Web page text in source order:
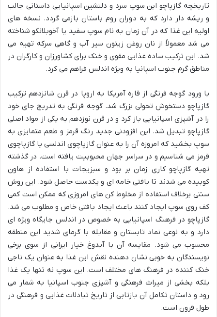
تاریخچه گازپاچو این سوپ سرد و دلنشین اسپانیایی داستانی جالب
و ریشه دار دارد که به دوران روم باستان بازمی گردد. نسخه های
اولیه این غذا که در آن زمان به نام سوپ سفید یا آخوبلانکو شناخته
می شد معمولاً از نان روغن زیتون سیر آب و گاهی سرکه تهیه می
شد. این ترکیب ساده غذایی مقوی و خنک برای کشاورزان و کارگران در
مناطق گرم جنوب اسپانیا به ویژه اندلس فراهم می کرد.
با ورود گوجه فرنگی از قاره آمریکا به اروپا در قرن شانزدهم ترکیب
گازپاچو دستخوش تحولی بزرگ شد. گوجه فرنگی به تدریج جای خود
را در آشپزی اسپانیایی باز کرد و در قرن نوزدهم به یکی از مواد اصلی
گازپاچو تبدیل شد. این افزودنی جدید رنگ قرمز و طعم متمایزی به
سوپ بخشید که امروزه آن را به عنوان گازپاچوی اندلسی یا گازپاچوی
قرمز می شناسیم و در سراسر جهان محبوبیت یافته است. در گذشته
تهیه گازپاچو کاری زمان بر بود و سبزیجات با استفاده از هاون
کوبیده می شدند تا بافتی خامه ای و یکدست حاصل شود. این روش
سنتی برخلاف استفاده از مخلوط کن های امروزی که ممکن است کمی
کف روی سوپ ایجاد کنند باعث ایجاد بافتی خاص و مطلوب می شد.
گازپاچو در فرهنگ اسپانیایی به خصوص در اندلس جایگاه ویژه ای
دارد و به نوعی نماد تابستان و مقابله با گرمای شدید این منطقه
محسوب می شود. مقایسه آن با آبدوغ خیار ایرانی از سوی برخی
نویسندگان به خوبی نشان دهنده نقش این غذا به عنوان یک ناجی
خنک کننده در فرهنگ های مختلف است. این سوپ نه تنها یک غذا
بلکه بخشی از میراث فرهنگی و آشپزی جنوب اسپانیا به شمار می
رود و داستان تکامل آن بازتابی از تاریخ تبادلات غذایی و فرهنگی در
طول قرون است.